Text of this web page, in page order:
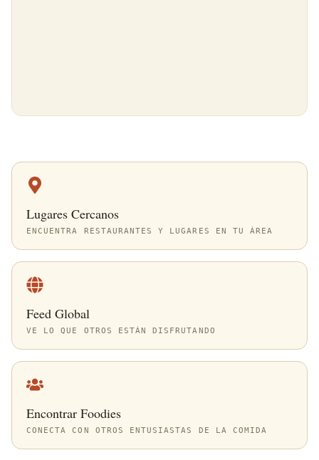
Lugares Cercanos
ENCUENTRA RESTAURANTES Y LUGARES EN TU ÁREA
Feed Global
VE LO QUE OTROS ESTÁN DISFRUTANDO
Encontrar Foodies
CONECTA CON OTROS ENTUSIASTAS DE LA COMIDA